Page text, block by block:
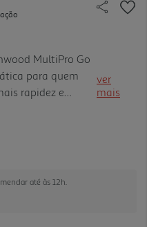
MultiPro Go
para quem
rapidez e
360° Express
em aço
ver
mais
até às 12h.